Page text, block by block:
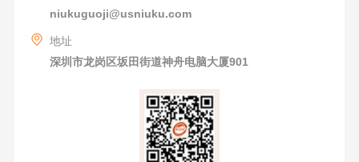
niukuguoji@usniuku.com
地址
深圳市龙岗区坂田街道神舟电脑大厦901